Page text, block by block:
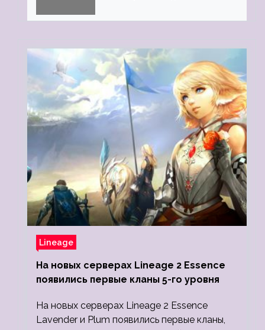
online
Lineage
На новых серверах Lineage 2 Essence
появились первые кланы 5-го уровня
На новых серверах Lineage 2 Essence
Lavender и Plum появились первые кланы,